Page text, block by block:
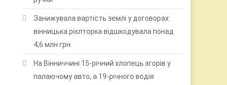
Занижувала вартість землі у договорах:
вінницька рієлторка відшкодувала понад
4,6 млн грн
На Вінниччині 15-річний хлопець згорів у
палаючому авто, а 19-річного водія